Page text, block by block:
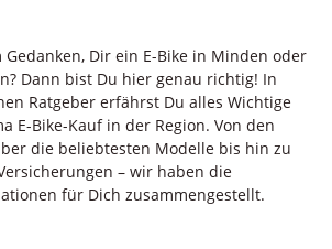
Dir ein E-Bike in Minden oder
Dann bist Du hier genau richtig! In
Ratgeber erfährst Du alles Wichtige
E-Bike-Kauf in der Region. Von den
die beliebtesten Modelle bis hin zu
– wir haben die
für Dich zusammengestellt.